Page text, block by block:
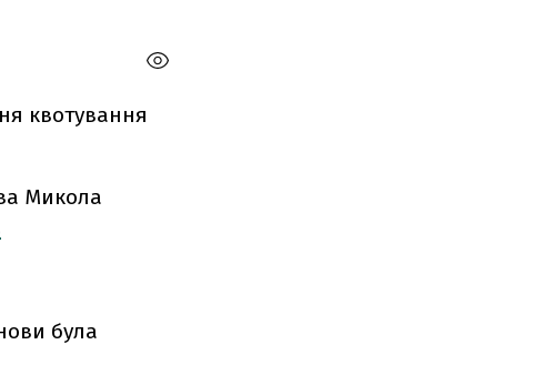
квотування
Микола
була